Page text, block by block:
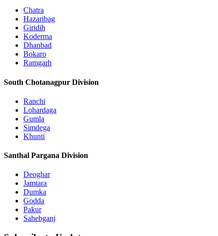
Chatra
Hazaribag
Giridih
Koderma
Dhanbad
Bokaro
Ramgarh
South Chotanagpur Division
Ranchi
Lohardaga
Gumla
Simdega
Khunti
Santhal Pargana Division
Deoghar
Jamtara
Dumka
Godda
Pakur
Sahebganj